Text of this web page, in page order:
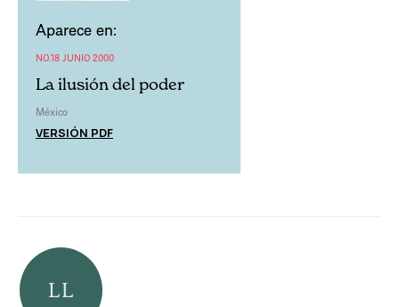
Aparece en:
NO.18 JUNIO 2000
La ilusión del poder
México
VERSIÓN PDF